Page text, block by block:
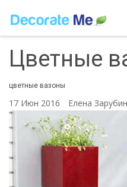
Цветные
цветные вазоны
17 Июн 2016 Елена